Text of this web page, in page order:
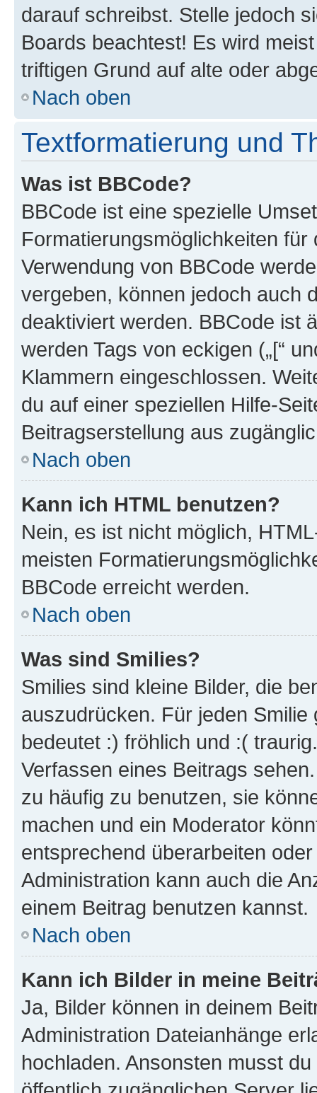
darauf schreibst. Stelle jedoch
Boards beachtest! Es wird
triftigen Grund auf alte oder
Nach oben
Textformatierung und
Was ist BBCode?
BBCode ist eine spezielle
Formatierungsmöglichkeiten
Verwendung von BBCode
vergeben, können jedoch auch
deaktiviert werden. BBCode ist
werden Tags von eckigen („[“
Klammern eingeschlossen.
du auf einer speziellen Hilfe-
Beitragserstellung aus
Nach oben
Kann ich HTML benutzen?
Nein, es ist nicht möglich,
meisten
BBCode erreicht werden.
Nach oben
Was sind Smilies?
Smilies sind kleine Bilder, die
auszudrücken. Für jeden
bedeutet :) fröhlich und :(
Verfassen eines Beitrags
zu häufig zu benutzen, sie
machen und ein Moderator
entsprechend überarbeiten
Administration kann auch die
einem Beitrag benutzen kannst.
Nach oben
Kann ich Bilder in meine
Ja, Bilder können in deinem
Administration Dateianhänge
hochladen. Ansonsten musst